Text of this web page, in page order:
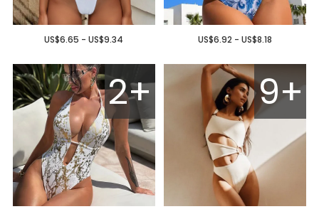
US$6.65 - US$9.34 US$6.92 - US$8.18
2+ 9+